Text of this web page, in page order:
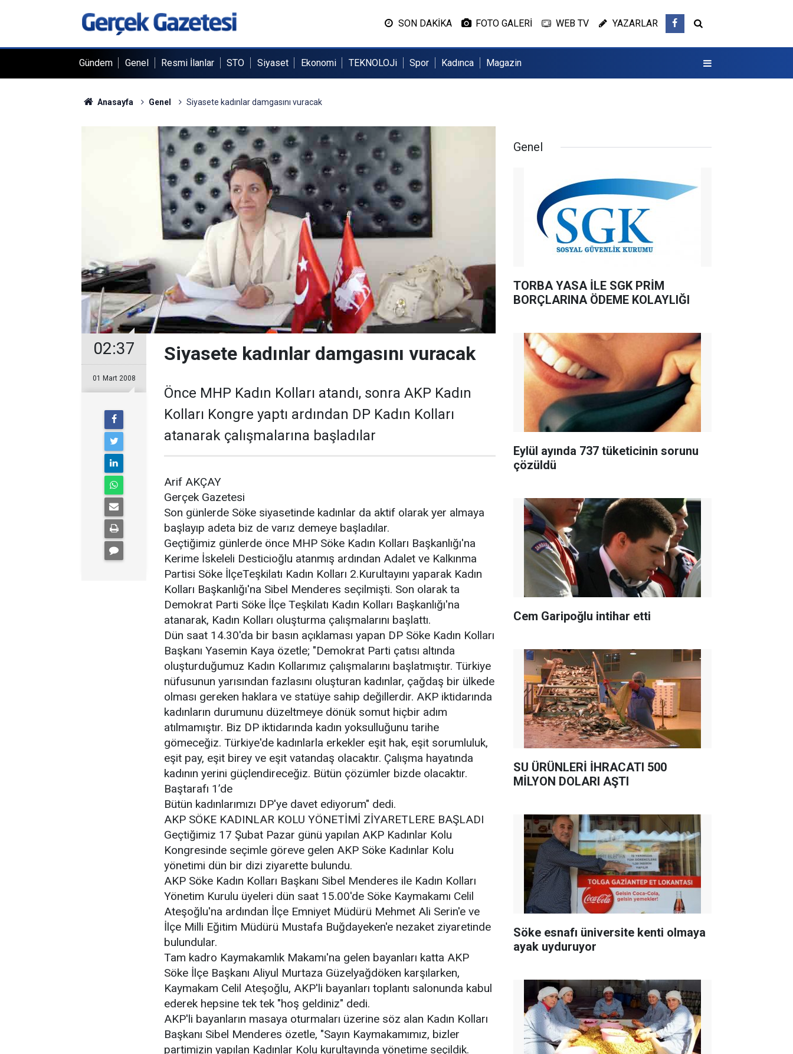
SON DAKİKA FOTO GALERİ WEB TV YAZARLAR
Gündem Genel Resmi İlanlar STO Siyaset Ekonomi TEKNOLOJi Spor Kadınca Magazin
Anasayfa Genel Siyasete kadınlar damgasını vuracak
02:37
01 Mart 2008
Siyasete kadınlar damgasını vuracak
Önce MHP Kadın Kolları atandı, sonra AKP Kadın
Kolları Kongre yaptı ardından DP Kadın Kolları
atanarak çalışmalarına başladılar
Arif AKÇAY
Gerçek Gazetesi
Son günlerde Söke siyasetinde kadınlar da aktif olarak yer almaya
başlayıp adeta biz de varız demeye başladılar.
Geçtiğimiz günlerde önce MHP Söke Kadın Kolları Başkanlığı'na
Kerime İskeleli Desticioğlu atanmış ardından Adalet ve Kalkınma
Partisi Söke İlçeTeşkilatı Kadın Kolları 2.Kurultayını yaparak Kadın
Kolları Başkanlığı'na Sibel Menderes seçilmişti. Son olarak ta
Demokrat Parti Söke İlçe Teşkilatı Kadın Kolları Başkanlığı'na
atanarak, Kadın Kolları oluşturma çalışmalarını başlattı.
Dün saat 14.30'da bir basın açıklaması yapan DP Söke Kadın Kolları
Başkanı Yasemin Kaya özetle; "Demokrat Parti çatısı altında
oluşturduğumuz Kadın Kollarımız çalışmalarını başlatmıştır. Türkiye
nüfusunun yarısından fazlasını oluşturan kadınlar, çağdaş bir ülkede
olması gereken haklara ve statüye sahip değillerdir. AKP iktidarında
kadınların durumunu düzeltmeye dönük somut hiçbir adım
atılmamıştır. Biz DP iktidarında kadın yoksulluğunu tarihe
gömeceğiz. Türkiye'de kadınlarla erkekler eşit hak, eşit sorumluluk,
eşit pay, eşit birey ve eşit vatandaş olacaktır. Çalışma hayatında
kadının yerini güçlendireceğiz. Bütün çözümler bizde olacaktır.
Baştarafı 1’de
Bütün kadınlarımızı DP'ye davet ediyorum" dedi.
AKP SÖKE KADINLAR KOLU YÖNETİMİ ZİYARETLERE BAŞLADI
Geçtiğimiz 17 Şubat Pazar günü yapılan AKP Kadınlar Kolu
Kongresinde seçimle göreve gelen AKP Söke Kadınlar Kolu
yönetimi dün bir dizi ziyarette bulundu.
AKP Söke Kadın Kolları Başkanı Sibel Menderes ile Kadın Kolları
Yönetim Kurulu üyeleri dün saat 15.00'de Söke Kaymakamı Celil
Ateşoğlu'na ardından İlçe Emniyet Müdürü Mehmet Ali Serin'e ve
İlçe Milli Eğitim Müdürü Mustafa Buğdayeken'e nezaket ziyaretinde
bulundular.
Tam kadro Kaymakamlık Makamı'na gelen bayanları katta AKP
Söke İlçe Başkanı Aliyul Murtaza Güzelyağdöken karşılarken,
Kaymakam Celil Ateşoğlu, AKP'li bayanları toplantı salonunda kabul
ederek hepsine tek tek "hoş geldiniz" dedi.
AKP'li bayanların masaya oturmaları üzerine söz alan Kadın Kolları
Başkanı Sibel Menderes özetle, "Sayın Kaymakamımız, bizler
partimizin yapılan Kadınlar Kolu kurultayında yönetime seçildik.
Genel
TORBA YASA İLE SGK PRİM
BORÇLARINA ÖDEME KOLAYLIĞI
Eylül ayında 737 tüketicinin sorunu
çözüldü
Cem Garipoğlu intihar etti
SU ÜRÜNLERİ İHRACATI 500
MİLYON DOLARI AŞTI
Söke esnafı üniversite kenti olmaya
ayak uyduruyor